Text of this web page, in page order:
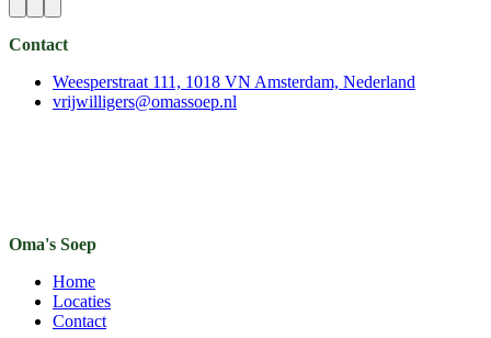
Contact
Weesperstraat 111, 1018 VN Amsterdam, Nederland
vrijwilligers@omassoep.nl
Oma's Soep
Home
Locaties
Contact